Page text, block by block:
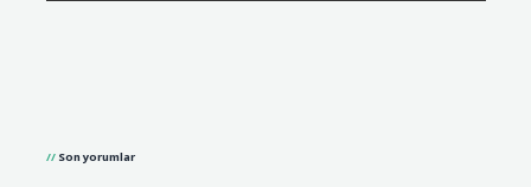
Son yorumlar